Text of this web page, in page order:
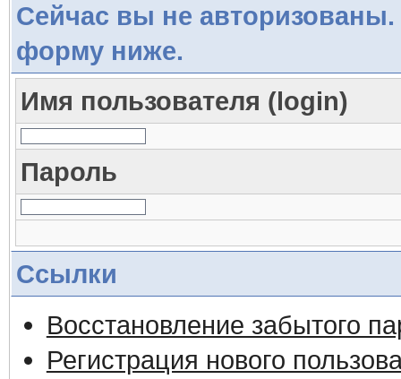
Сейчас вы не авторизованы.
форму ниже.
Имя пользователя (login)
Пароль
Ссылки
Восстановление забытого
Регистрация нового